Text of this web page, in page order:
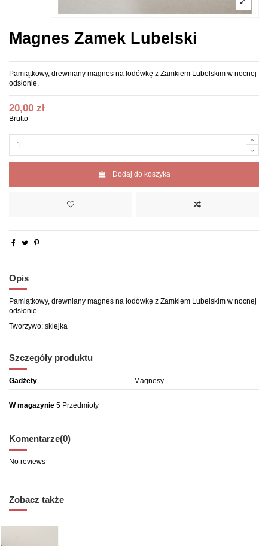
Magnes Zamek Lubelski
Pamiątkowy, drewniany magnes na lodówkę z Zamkiem Lubelskim w nocnej
odsłonie.
20,00 zł
Brutto
Dodaj do koszyka
Opis
Pamiątkowy, drewniany magnes na lodówkę z Zamkiem Lubelskim w nocnej
odsłonie.
Tworzywo: sklejka
Szczegóły produktu
Gadżety Magnesy
W magazynie 5 Przedmioty
Komentarze(0)
No reviews
Zobacz także